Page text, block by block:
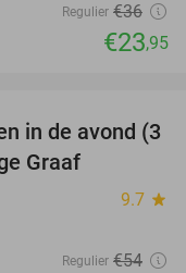
Regulier €36
€23,95
56%
in de avond (3
Graaf
9.7 star
Regulier €54